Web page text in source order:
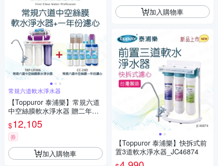
常規六道軟水淨水器
【Toppuror 泰浦樂】常規六道
中空絲膜軟水淨水器 贈二年份
濾心_TPR-UF006+CC-24Dx2
$12,105
券
加入購物車
加入購物車
【Toppuror 泰浦樂】快拆式前
置3道軟水淨水器_JC46874